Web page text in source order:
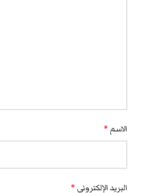
الاسم *
البريد الإلكتروني *